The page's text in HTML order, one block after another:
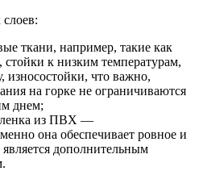
слоев:
ткани, например, такие как
к низким температурам,
износостойки, что важно,
на горке не ограничиваются
днем;
из ПВХ —
она обеспечивает ровное и
дополнительным